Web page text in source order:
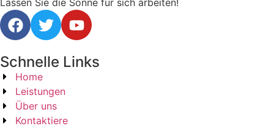
Lassen Sie die Sonne für sich arbeiten!
Schnelle Links
Home
Leistungen
Über uns
Kontaktiere